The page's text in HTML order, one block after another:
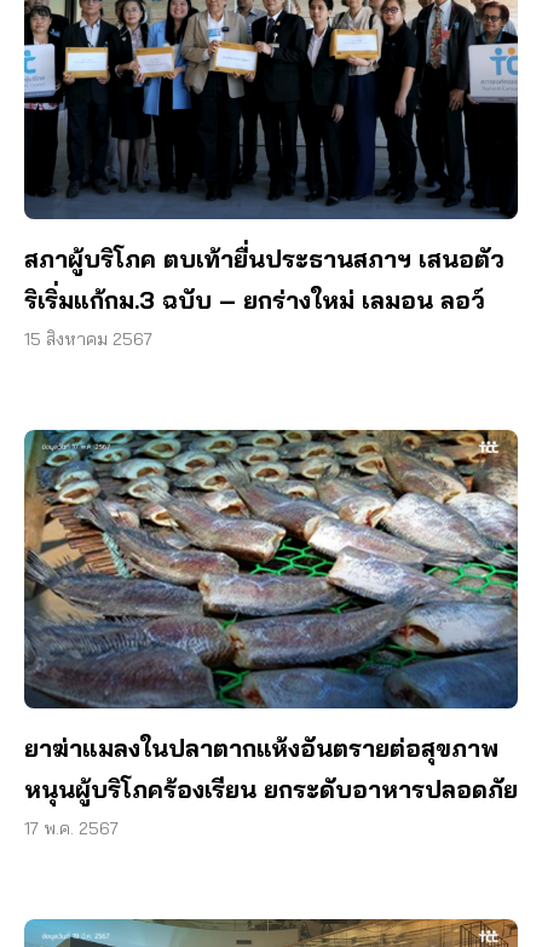
สภาผู้บริโภค ตบเท้ายื่นประธานสภาฯ เสนอตัว
ริเริ่มแก้กม.3 ฉบับ – ยกร่างใหม่ เลมอน ลอว์
15 สิงหาคม 2567
ยาฆ่าแมลงในปลาตากแห้งอันตรายต่อสุขภาพ
หนุนผู้บริโภคร้องเรียน ยกระดับอาหารปลอดภัย
17 พ.ค. 2567